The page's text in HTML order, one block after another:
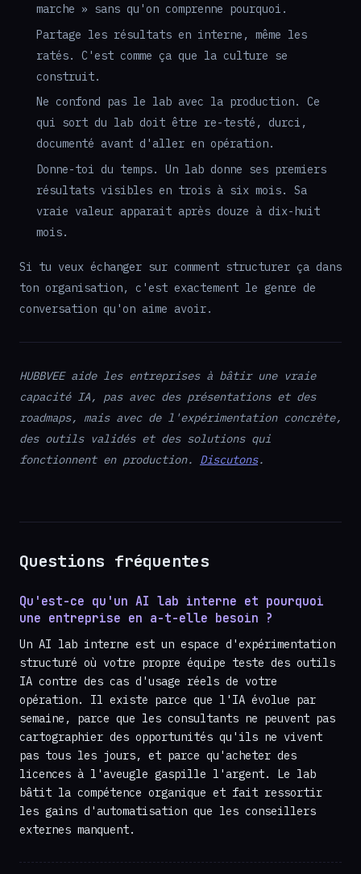
marche » sans qu'on comprenne pourquoi.
Partage les résultats en interne, même les
ratés. C'est comme ça que la culture se
construit.
Ne confond pas le lab avec la production. Ce
qui sort du lab doit être re-testé, durci,
documenté avant d'aller en opération.
Donne-toi du temps. Un lab donne ses premiers
résultats visibles en trois à six mois. Sa
vraie valeur apparait après douze à dix-huit
mois.
Si tu veux échanger sur comment structurer ça dans
ton organisation, c'est exactement le genre de
conversation qu'on aime avoir.
HUBBVEE aide les entreprises à bâtir une vraie
capacité IA, pas avec des présentations et des
roadmaps, mais avec de l'expérimentation concrète,
des outils validés et des solutions qui
fonctionnent en production. Discutons.
Questions fréquentes
Qu'est-ce qu'un AI lab interne et pourquoi
une entreprise en a-t-elle besoin ?
Un AI lab interne est un espace d'expérimentation
structuré où votre propre équipe teste des outils
IA contre des cas d'usage réels de votre
opération. Il existe parce que l'IA évolue par
semaine, parce que les consultants ne peuvent pas
cartographier des opportunités qu'ils ne vivent
pas tous les jours, et parce qu'acheter des
licences à l'aveugle gaspille l'argent. Le lab
bâtit la compétence organique et fait ressortir
les gains d'automatisation que les conseillers
externes manquent.